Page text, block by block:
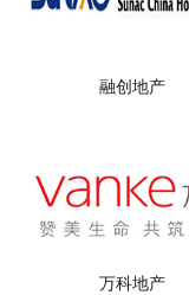
融创地产
万科地产